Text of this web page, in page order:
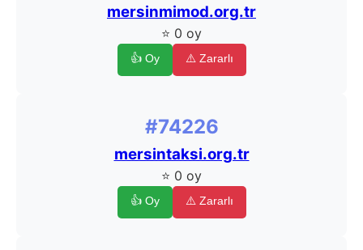
mersinmimod.org.tr
⭐ 0 oy
👍 Oy ⚠️ Zararlı
#74226
mersintaksi.org.tr
⭐ 0 oy
👍 Oy ⚠️ Zararlı